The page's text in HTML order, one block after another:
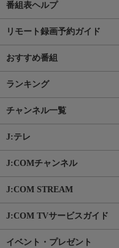
番組表ヘルプ
リモート録画予約ガイド
おすすめ番組
ランキング
チャンネル一覧
J:テレ
J:COMチャンネル
J:COM STREAM
J:COM TVサービスガイド
イベント・プレゼント